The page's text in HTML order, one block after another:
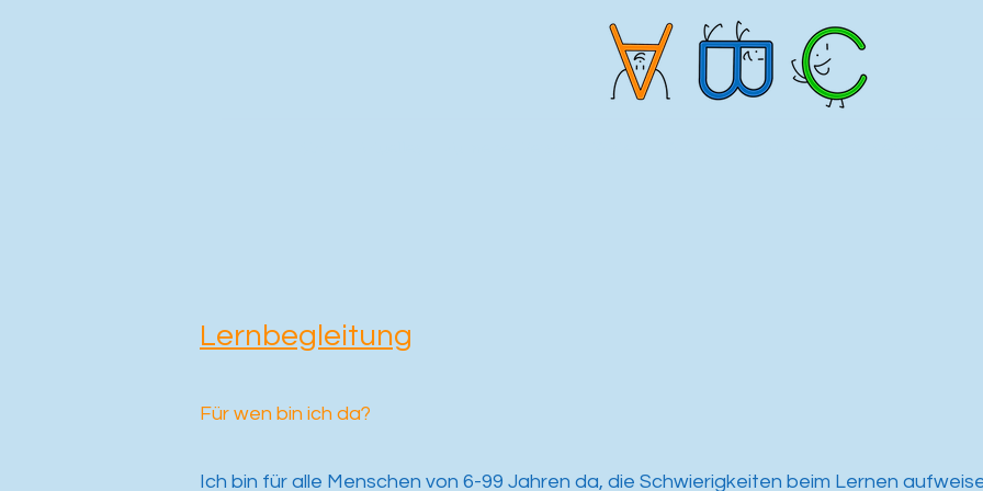
Lernbegleitung
Für wen bin ich da?
Ich bin für alle Menschen von 6-99 Jahren da, die Schwierigkeiten beim Lernen